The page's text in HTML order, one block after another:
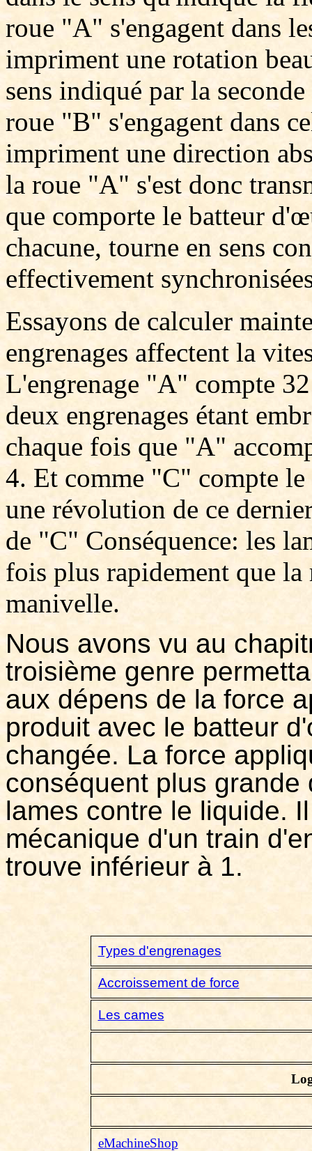
roue "A" s'engagent dans
impriment une rotation
sens indiqué par la
roue "B" s'engagent dans
impriment une direction
la roue "A" s'est donc
que comporte le batteur
chacune, tourne en sens
effectivement
Essayons de calculer
engrenages affectent la
L'engrenage "A" compte
deux engrenages étant
chaque fois que "A"
4. Et comme "C" compte
une révolution de ce
de "C" Conséquence: les
fois plus rapidement que
manivelle.
Nous avons vu au
troisième genre
aux dépens de la force
produit avec le batteur
changée. La force
conséquent plus
lames contre le liquide.
mécanique d'un train
trouve inférieur à 1.
Types d'engrenages
Accroissement de force
Les cames
eMachineShop